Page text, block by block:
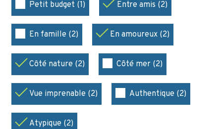
Petit budget (1) Entre amis (2)
En famille (2) En amoureux (2)
Côté nature (2) Côté mer (2)
Vue imprenable (2) Authentique (2)
Atypique (2)